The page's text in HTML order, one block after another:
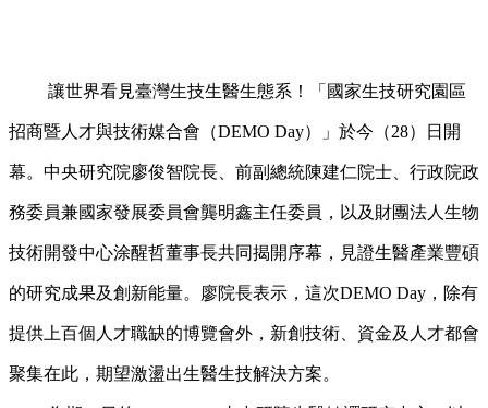
讓世界看見臺灣生技生醫生態系！「國家生技研究園區
招商暨人才與技術媒合會（DEMO Day）」於今（28）日開
幕。中央研究院廖俊智院長、前副總統陳建仁院士、行政院政
務委員兼國家發展委員會龔明鑫主任委員，以及財團法人生物
技術開發中心涂醒哲董事長共同揭開序幕，見證生醫產業豐碩
的研究成果及創新能量。廖院長表示，這次DEMO Day，除有
提供上百個人才職缺的博覽會外，新創技術、資金及人才都會
聚集在此，期望激盪出生醫生技解決方案。